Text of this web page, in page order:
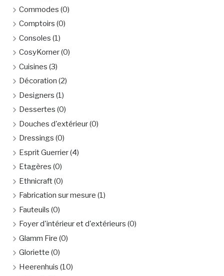
Commodes (0)
Comptoirs (0)
Consoles (1)
CosyKorner(0)
Cuisines (3)
Décoration (2)
Designers (1)
Dessertes (0)
Douches d'extérieur(0)
Dressings (0)
Esprit Guerrier(4)
Etagères (0)
Ethnicraft(0)
Fabrication sur mesure (1)
Fauteuils (0)
Foyer d'intérieur et d'extérieurs (0)
Glamm Fire (0)
Gloriette (0)
Heerenhuis (10)